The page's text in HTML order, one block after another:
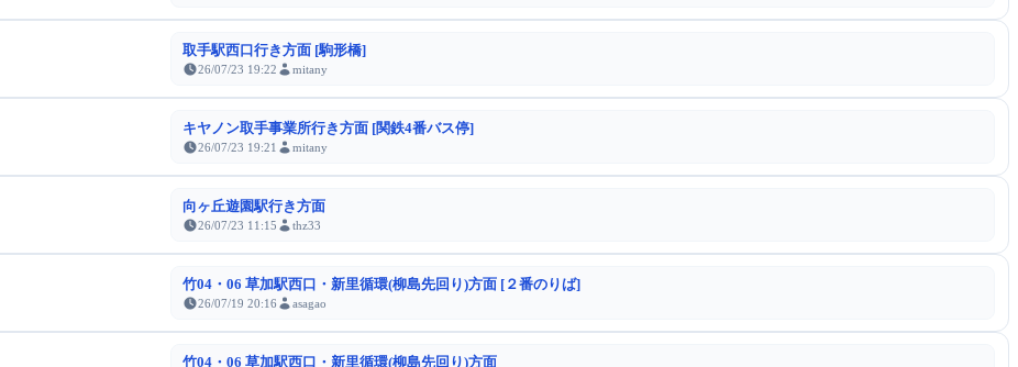
取手駅西口行き方面 [駒形橋]
26/07/23 19:22 mitany
キヤノン取手事業所行き方面 [関鉄4番バス停]
26/07/23 19:21 mitany
向ヶ丘遊園駅行き方面
26/07/23 11:15 thz33
竹04・06 草加駅西口・新里循環(柳島先回り)方面 [２番のりば]
26/07/19 20:16 asagao
竹04・06 草加駅西口・新里循環(柳島先回り)方面